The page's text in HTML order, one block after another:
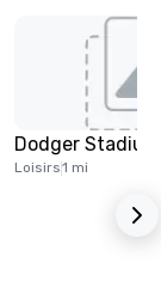
Dodger Stadium
Loisirs1 mi